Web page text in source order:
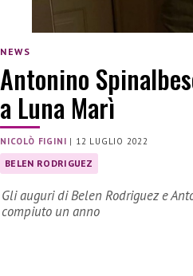
NEWS
Antonino
a Luna Marì
NICOLÒ FIGINI | 12 LUGLIO 2022
BELEN RODRIGUEZ
Gli auguri di Belen Rodriguez e
compiuto un anno